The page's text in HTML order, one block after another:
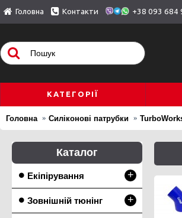
Головна Контакти +38 093 684
КАТЕГОРІЇ
Головна Силіконові патрубки
Каталог
Екіпірування +
Зовнішній тюнінг +